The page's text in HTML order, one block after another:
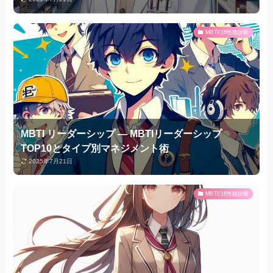
MBTI/16性格診断
MBTI リーダーシップ — MBTIリーダーシップ
TOP10とタイプ別マネジメント術
2025年7月21日
MBTI/16性格診断